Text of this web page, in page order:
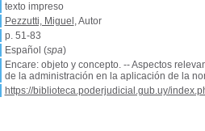
texto impreso
Pezzutti, Miguel , Autor
p. 51-83
Español (spa)
Encare: objeto y concepto. -- Aspectos
de la administración en la aplicación de la
https://biblioteca.poderjudicial.gub.uy/